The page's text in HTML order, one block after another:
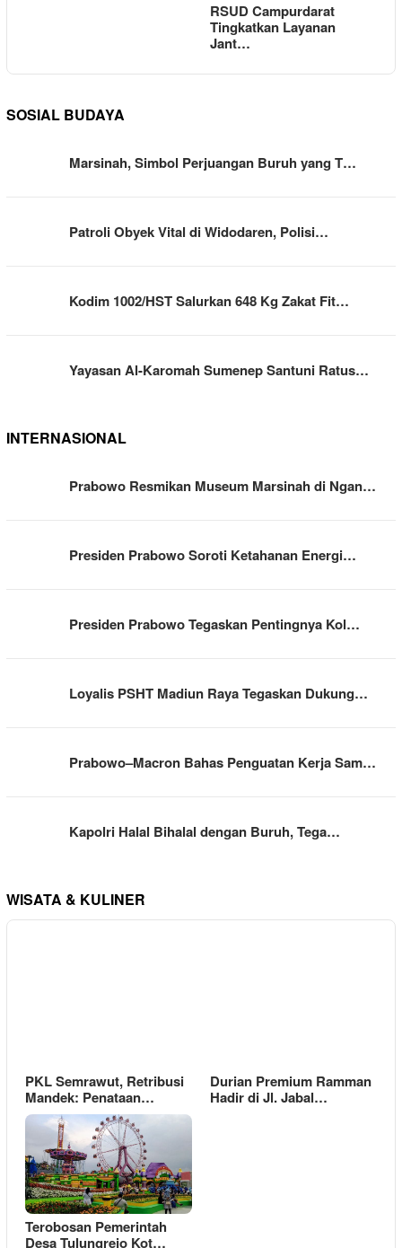
RSUD Campurdarat
Tingkatkan Layanan
Jant…
SOSIAL BUDAYA
Marsinah, Simbol Perjuangan Buruh yang T…
Patroli Obyek Vital di Widodaren, Polisi…
Kodim 1002/HST Salurkan 648 Kg Zakat Fit…
Yayasan Al-Karomah Sumenep Santuni Ratus…
INTERNASIONAL
Prabowo Resmikan Museum Marsinah di Ngan…
Presiden Prabowo Soroti Ketahanan Energi…
Presiden Prabowo Tegaskan Pentingnya Kol…
Loyalis PSHT Madiun Raya Tegaskan Dukung…
Prabowo–Macron Bahas Penguatan Kerja Sam…
Kapolri Halal Bihalal dengan Buruh, Tega…
WISATA & KULINER
PKL Semrawut, Retribusi
Mandek: Penataan…
Durian Premium Ramman
Hadir di Jl. Jabal…
Terobosan Pemerintah
Desa Tulungrejo Kot…